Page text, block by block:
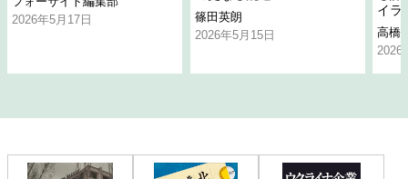
2026年5月17日
篠田英朗
2026年5月15日
イラ
高橋
2026